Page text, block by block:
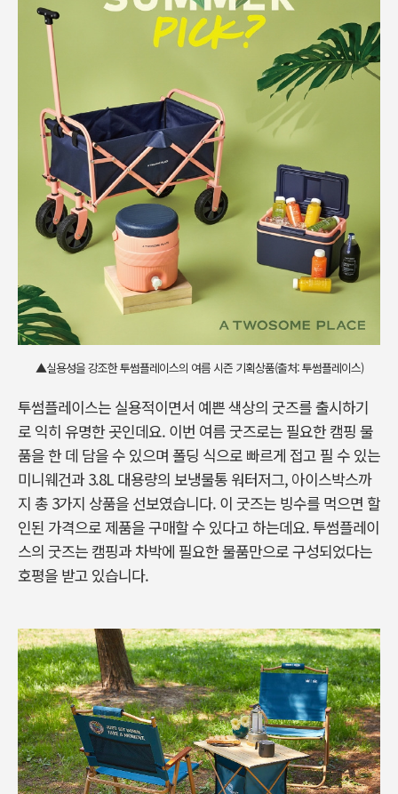
▲실용성을 강조한 투썸플레이스의 여름 시즌 기획상품(출처: 투썸플레이스)
투썸플레이스는 실용적이면서 예쁜 색상의 굿즈를 출시하기
로 익히 유명한 곳인데요. 이번 여름 굿즈로는 필요한 캠핑 물
품을 한 데 담을 수 있으며 폴딩 식으로 빠르게 접고 필 수 있는
미니웨건과 3.8L 대용량의 보냉물통 워터저그, 아이스박스까
지 총 3가지 상품을 선보였습니다. 이 굿즈는 빙수를 먹으면 할
인된 가격으로 제품을 구매할 수 있다고 하는데요. 투썸플레이
스의 굿즈는 캠핑과 차박에 필요한 물품만으로 구성되었다는
호평을 받고 있습니다.